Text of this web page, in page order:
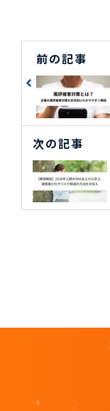
前の記事
次の記事